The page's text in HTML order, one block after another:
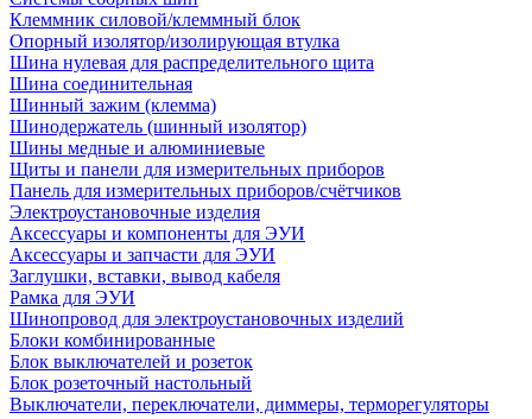
Клеммник силовой/клеммный блок
Опорный изолятор/изолирующая втулка
Шина нулевая для распределительного щита
Шина соединительная
Шинный зажим (клемма)
Шинодержатель (шинный изолятор)
Шины медные и алюминиевые
Щиты и панели для измерительных приборов
Панель для измерительных приборов/счётчиков
Электроустановочные изделия
Аксессуары и компоненты для ЭУИ
Аксессуары и запчасти для ЭУИ
Заглушки, вставки, вывод кабеля
Рамка для ЭУИ
Шинопровод для электроустановочных изделий
Блоки комбинированные
Блок выключателей и розеток
Блок розеточный настольный
Выключатели, переключатели, диммеры, терморегуляторы